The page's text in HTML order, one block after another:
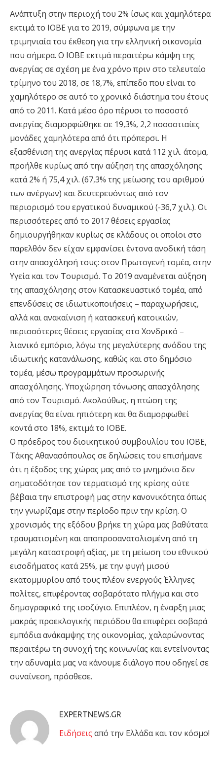
Ανάπτυξη στην περιοχή του 2% ίσως και χαμηλότερα
εκτιμά το ΙΟΒΕ για το 2019, σύμφωνα με την
τριμηνιαία του έκθεση για την ελληνική οικονομία
που σήμερα. O IOBE εκτιμά περαιτέρω κάμψη της
ανεργίας σε σχέση με ένα χρόνο πριν στο τελευταίο
τρίμηνο του 2018, σε 18,7%, επίπεδο που είναι το
χαμηλότερο σε αυτό το χρονικό διάστημα του έτους
από το 2011. Κατά μέσο όρο πέρυσι το ποσοστό
ανεργίας διαμορφώθηκε σε 19,3%, 2,2 ποσοστιαίες
μονάδες χαμηλότερα από ότι πρόπερσι. Η
εξασθένιση της ανεργίας πέρυσι κατά 112 χιλ. άτομα,
προήλθε κυρίως από την αύξηση της απασχόλησης
κατά 2% ή 75,4 χιλ. (67,3% της μείωσης του αριθμού
των ανέργων) και δευτερευόντως από τον
περιορισμό του εργατικού δυναμικού (-36,7 χιλ.). Οι
περισσότερες από το 2017 θέσεις εργασίας
δημιουργήθηκαν κυρίως σε κλάδους οι οποίοι στο
παρελθόν δεν είχαν εμφανίσει έντονα ανοδική τάση
στην απασχόλησή τους: στον Πρωτογενή τομέα, στην
Υγεία και τον Τουρισμό. Το 2019 αναμένεται αύξηση
της απασχόλησης στον Κατασκευαστικό τομέα, από
επενδύσεις σε ιδιωτικοποιήσεις – παραχωρήσεις,
αλλά και ανακαίνιση ή κατασκευή κατοικιών,
περισσότερες θέσεις εργασίας στο Χονδρικό –
λιανικό εμπόριο, λόγω της μεγαλύτερης ανόδου της
ιδιωτικής κατανάλωσης, καθώς και στο δημόσιο
τομέα, μέσω προγραμμάτων προσωρινής
απασχόλησης. Υποχώρηση τόνωσης απασχόλησης
από τον Τουρισμό. Ακολούθως, η πτώση της
ανεργίας θα είναι ηπιότερη και θα διαμορφωθεί
κοντά στο 18%, εκτιμά το ΙΟΒΕ.
Ο πρόεδρος του διοικητικού συμβουλίου του ΙΟΒΕ,
Τάκης Αθανασόπουλος σε δηλώσεις του επισήμανε
ότι η έξοδος της χώρας μας από το μνημόνιο δεν
σηματοδότησε τον τερματισμό της κρίσης ούτε
βέβαια την επιστροφή μας στην κανονικότητα όπως
την γνωρίζαμε στην περίοδο πριν την κρίση. Ο
χρονισμός της εξόδου βρήκε τη χώρα μας βαθύτατα
τραυματισμένη και αποπροσανατολισμένη από τη
μεγάλη καταστροφή αξίας, με τη μείωση του εθνικού
εισοδήματος κατά 25%, με την φυγή μισού
εκατομμυρίου από τους πλέον ενεργούς Έλληνες
πολίτες, επιφέροντας σοβαρότατο πλήγμα και στο
δημογραφικό της ισοζύγιο. Επιπλέον, η έναρξη μιας
μακράς προεκλογικής περιόδου θα επιφέρει σοβαρά
εμπόδια ανάκαμψης της οικονομίας, χαλαρώνοντας
περαιτέρω τη συνοχή της κοινωνίας και εντείνοντας
την αδυναμία μας να κάνουμε διάλογο που οδηγεί σε
συναίνεση, πρόσθεσε.
EXPERTNEWS.GR
Eιδήσεις από την Ελλάδα και τον κόσμο!